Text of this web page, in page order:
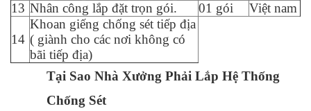
13 Nhân công lắp đặt trọn gói. 01 gói Việt nam
14
Khoan giếng chống sét tiếp địa
( giành cho các nơi không có
bãi tiếp địa)
Tại Sao Nhà Xưởng Phải Lắp Hệ Thống
Chống Sét